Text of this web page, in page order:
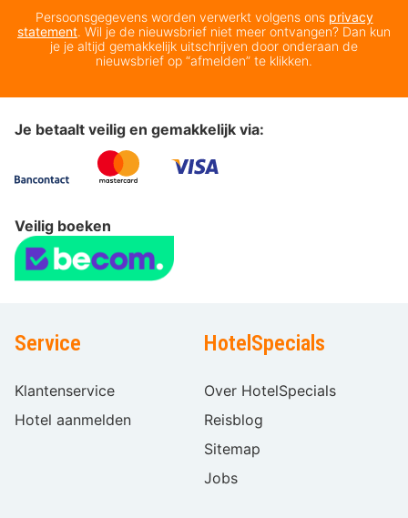
Persoonsgegevens worden verwerkt volgens ons privacy
statement. Wil je de nieuwsbrief niet meer ontvangen? Dan kun
je je altijd gemakkelijk uitschrijven door onderaan de
nieuwsbrief op “afmelden” te klikken.
Je betaalt veilig en gemakkelijk via:
Veilig boeken
Service
Klantenservice
Hotel aanmelden
HotelSpecials
Over HotelSpecials
Reisblog
Sitemap
Jobs